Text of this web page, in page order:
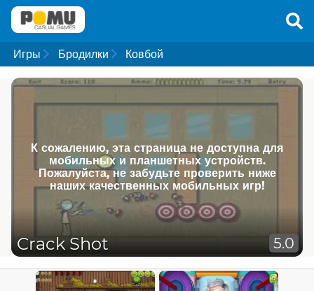
Игры Бродилки Ковбой
К сожалению, эта страница не доступна для
мобильных и планшетных устройств.
Пожалуйста, не забудьте проверить ниже
наших качественных мобильных игр!
Crack Shot 5.0